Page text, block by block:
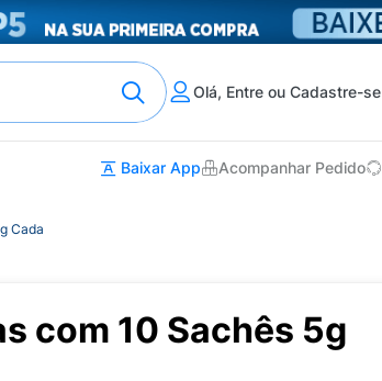
Olá, Entre ou Cadastre-se
Baixar App Acompanhar Pedido
Cada
com 10 Sachês 5g